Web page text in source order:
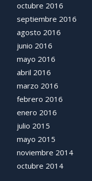
octubre 2016
septiembre 2016
agosto 2016
junio 2016
mayo 2016
abril 2016
marzo 2016
febrero 2016
enero 2016
julio 2015
mayo 2015
noviembre 2014
octubre 2014